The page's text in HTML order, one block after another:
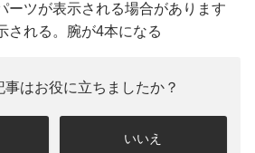
ーツが表示される場合があります
される。腕が4本になる
事はお役に立ちましたか？
いいえ